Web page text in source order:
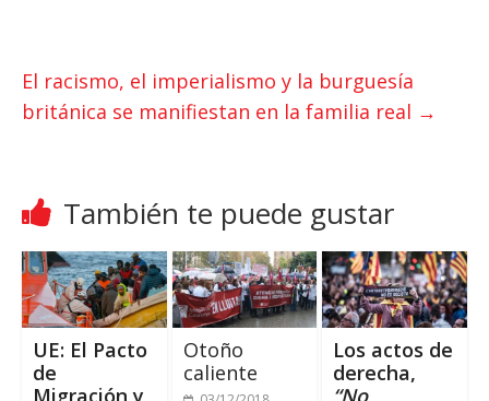
p
k
El racismo, el imperialismo y la burguesía
británica se manifiestan en la familia real →
También te puede gustar
UE: El Pacto
de
Migración y
Otoño
caliente
Los actos de
derecha,
“No